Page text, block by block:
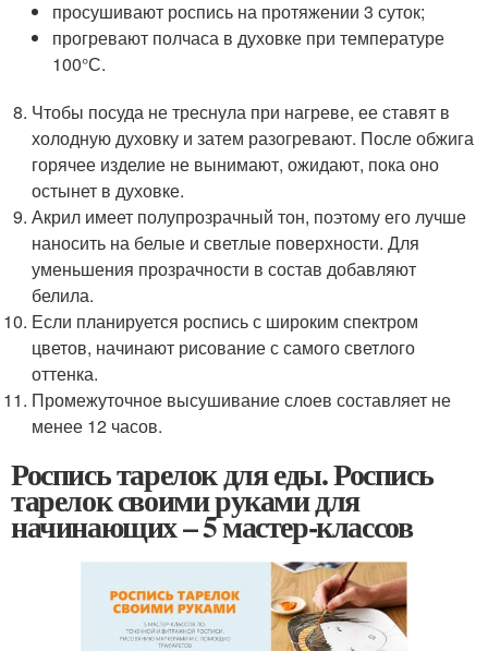
просушивают роспись на протяжении 3 суток;
прогревают полчаса в духовке при температуре
100°С.
Чтобы посуда не треснула при нагреве, ее ставят в
холодную духовку и затем разогревают. После обжига
горячее изделие не вынимают, ожидают, пока оно
остынет в духовке.
Акрил имеет полупрозрачный тон, поэтому его лучше
наносить на белые и светлые поверхности. Для
уменьшения прозрачности в состав добавляют
белила.
Если планируется роспись с широким спектром
цветов, начинают рисование с самого светлого
оттенка.
Промежуточное высушивание слоев составляет не
менее 12 часов.
Роспись тарелок для еды. Роспись
тарелок своими руками для
начинающих – 5 мастер-классов